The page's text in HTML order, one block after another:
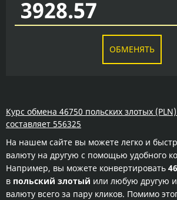
ОБМЕНЯТЬ
Курс обмена 46750 польских злотых
составляет 556325
На нашем сайте вы можете легко и
валюту на другую с помощью удобного
Например, вы можете конвертировать
в польский злотый или любую другую
валюту всего за пару кликов. Помимо